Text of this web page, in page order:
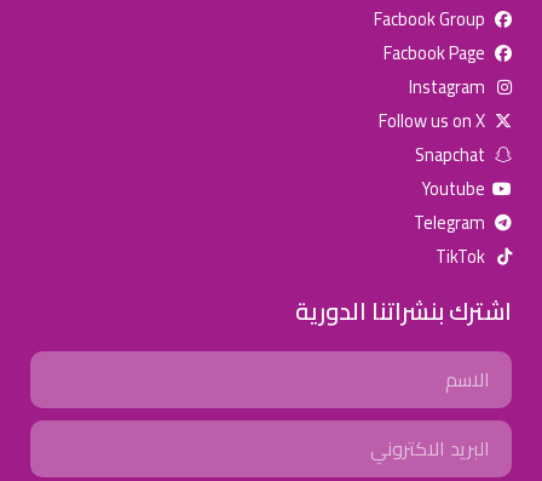
Facbook Group
Facbook Page
Instagram
Follow us on X
Snapchat
Youtube
Telegram
TikTok
اشترك بنشراتنا الدورية
Name
Email
للإعلان على منصة سكولي وجروب مدارس عالمية وأهلية يشرفنا
جروب فيسبوك
تويتر (X) سناب شات يوتيوب